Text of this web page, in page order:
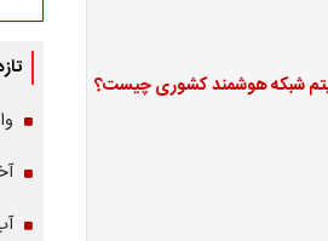
شبکه هوشمند کشوری چیست؟